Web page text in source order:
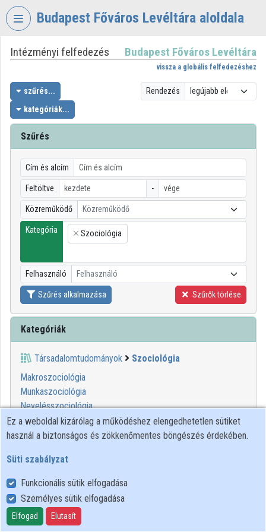
Fejléc kihagyása
Budapest Főváros Levéltára aloldala
VIDEOTORIUM
BUDAPEST
FŐVÁROS
LEVÉLTÁRA
Intézményi kezdőlap
Bejelentkezés
Intézményi felfedezés
Kategóriák
Intézményi listák
Intézmények
Közreműködők
Intézményi felfedezés Budapest Főváros Levéltára
vissza a globális felfedezéshez
szűrés...
kategóriák...
Rendezés
Szűrés
Cím és alcím
Feltöltve -
Közreműködő Közreműködő
Kategória
×
Szociológia
Felhasználó Felhasználó
Szűrés alkalmazása Szűrők törlése
Kategóriák
Társadalomtudományok
Szociológia
Makroszociológia
Munkaszociológia
Nevelésszociológia
Szociogazdasági kutatás
Társadalmi változások
Technológia szociális alakítása
Vállalati szociológia
Városszociológia
Vidékszociológia
Ez a weboldal kizárólag a működéshez elengedhetetlen sütiket
használ a biztonságos és zökkenőmentes böngészés érdekében.
Süti szabályzat
Funkcionális sütik elfogadása
Személyes sütik elfogadása
Elfogad Elutasít